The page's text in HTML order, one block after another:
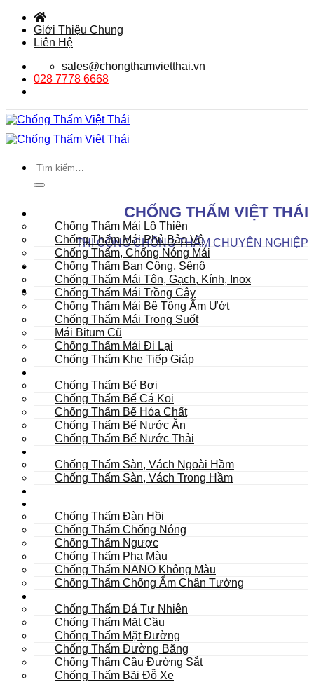
qua
Giới Thiệu Chung
Liên Hệ
sales@chongthamvietthai.vn
028 7778 6668
Tìm
kiếm:
CHỐNG THẤM VIỆT THÁI
THI CÔNG CHỐNG THẤM CHUYÊN NGHIỆP
Chống Thấm Mái Lộ Thiên
Chống Thấm Mái Phủ Bảo Vệ
Chống Thấm, Chống Nóng Mái
Chống Thấm Ban Công, Sênô
Chống Thấm Mái Tôn, Gạch, Kính, Inox
Chống Thấm Mái Trồng Cây
Chống Thấm Mái Bê Tông Ẩm Ướt
Chống Thấm Mái Trong Suốt
Mái Bitum Cũ
Chống Thấm Mái Đi Lại
Chống Thấm Khe Tiếp Giáp
Chống Thấm Bể Bơi
Chống Thấm Bể Cá Koi
Chống Thấm Bể Hóa Chất
Chống Thấm Bể Nước Ăn
Chống Thấm Bể Nước Thải
Chống Thấm Sàn, Vách Ngoài Hầm
Chống Thấm Sàn, Vách Trong Hầm
Chống Thấm Đàn Hồi
Chống Thấm Chống Nóng
Chống Thấm Ngược
Chống Thấm Pha Màu
Chống Thấm NANO Không Màu
Chống Thấm Chống Ẩm Chân Tường
Chống Thấm Đá Tự Nhiên
Chống Thấm Mặt Cầu
Chống Thấm Mặt Đường
Chống Thấm Đường Băng
Chống Thấm Cầu Đường Sắt
Chống Thấm Bãi Đỗ Xe